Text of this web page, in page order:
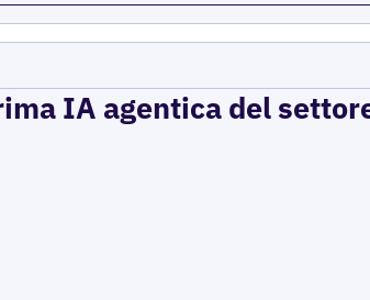
IA agentica del